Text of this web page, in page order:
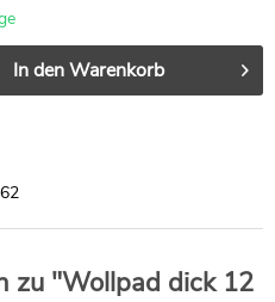
In denWarenkorb
zu "Wollpad dick 12